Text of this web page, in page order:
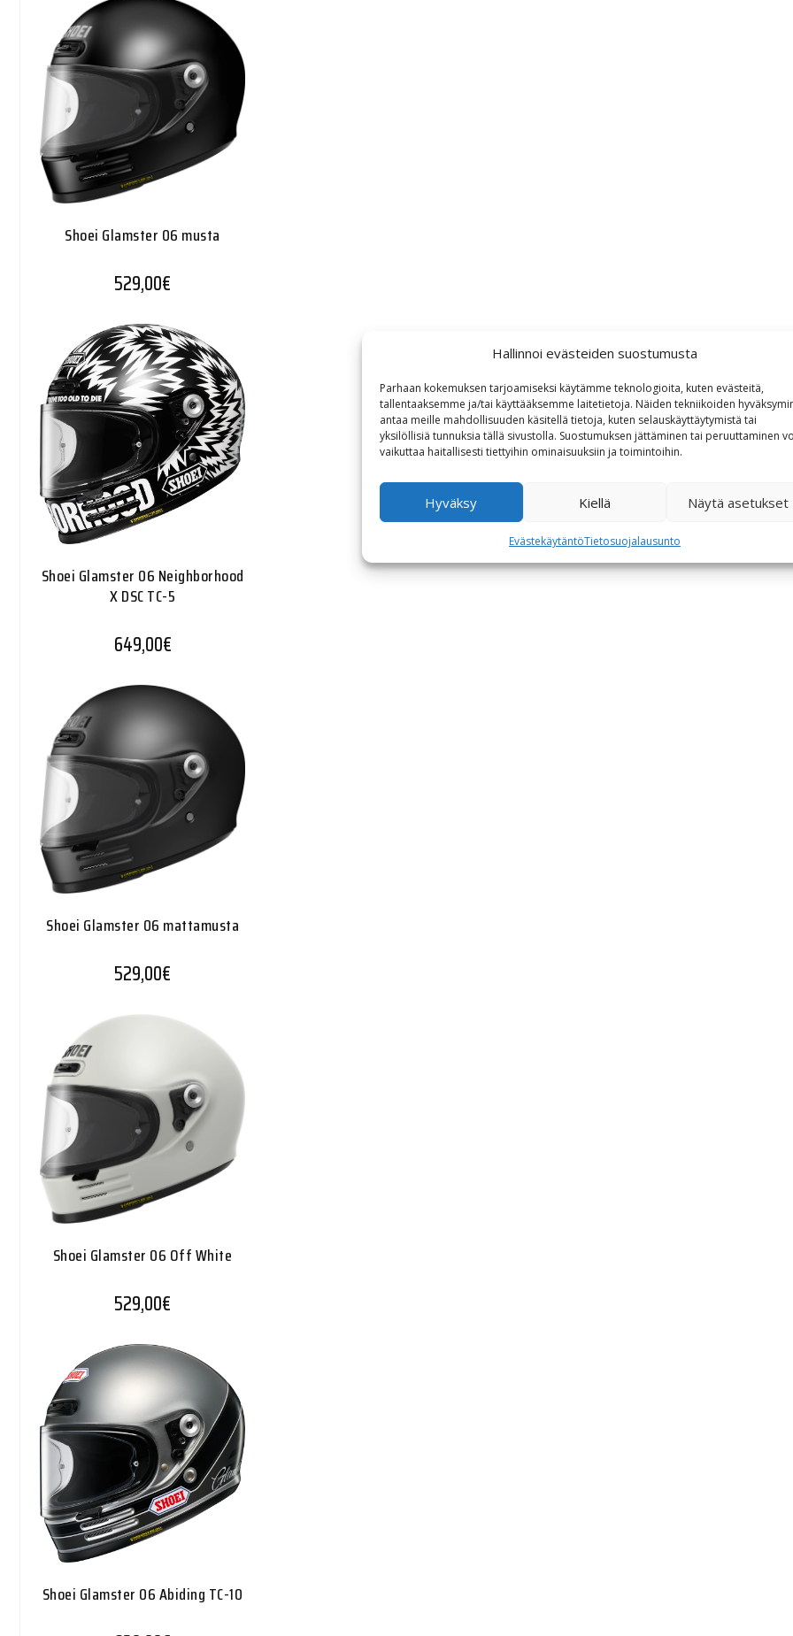
Hallinnoi evästeiden suostumusta
Parhaan kokemuksen tarjoamiseksi käytämme teknologioita, kuten evästeitä,
tallentaaksemme ja/tai käyttääksemme laitetietoja. Näiden tekniikoiden
antaa meille mahdollisuuden käsitellä tietoja, kuten selauskäyttäytymistä tai
yksilöllisiä tunnuksia tällä sivustolla. Suostumuksen jättäminen tai peruuttaminen
vaikuttaa haitallisesti tiettyihin ominaisuuksiin ja toimintoihin.
Hyväksy Kiellä Näytä asetukset
EvästekäytäntöTietosuojalausunto
Shoei Glamster 06 musta
529,00€
Shoei Glamster 06 Neighborhood
X DSC TC-5
649,00€
Shoei Glamster 06 mattamusta
529,00€
Shoei Glamster 06 Off White
529,00€
Shoei Glamster 06 Abiding TC-10